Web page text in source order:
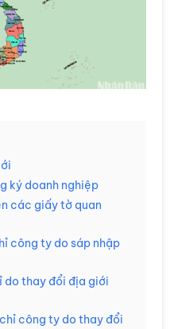
ký doanh nghiệp
các giấy tờ quan
công ty do sáp nhập
do thay đổi địa giới
công ty do thay đổi